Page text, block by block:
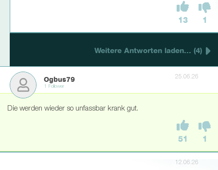
13 1
Weitere Antworten laden... (4)
Ogbus79
1 Follower
25.06.26
Die werden wieder so unfassbar krank gut.
51 1
12.06.26